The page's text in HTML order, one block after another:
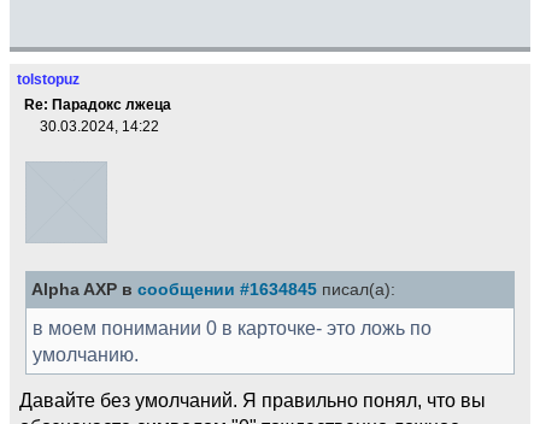
tolstopuz
Re: Парадокс лжеца
30.03.2024, 14:22
Alpha AXP в сообщении #1634845 писал(а):
в моем понимании 0 в карточке- это ложь по
умолчанию.
Давайте без умолчаний. Я правильно понял, что вы